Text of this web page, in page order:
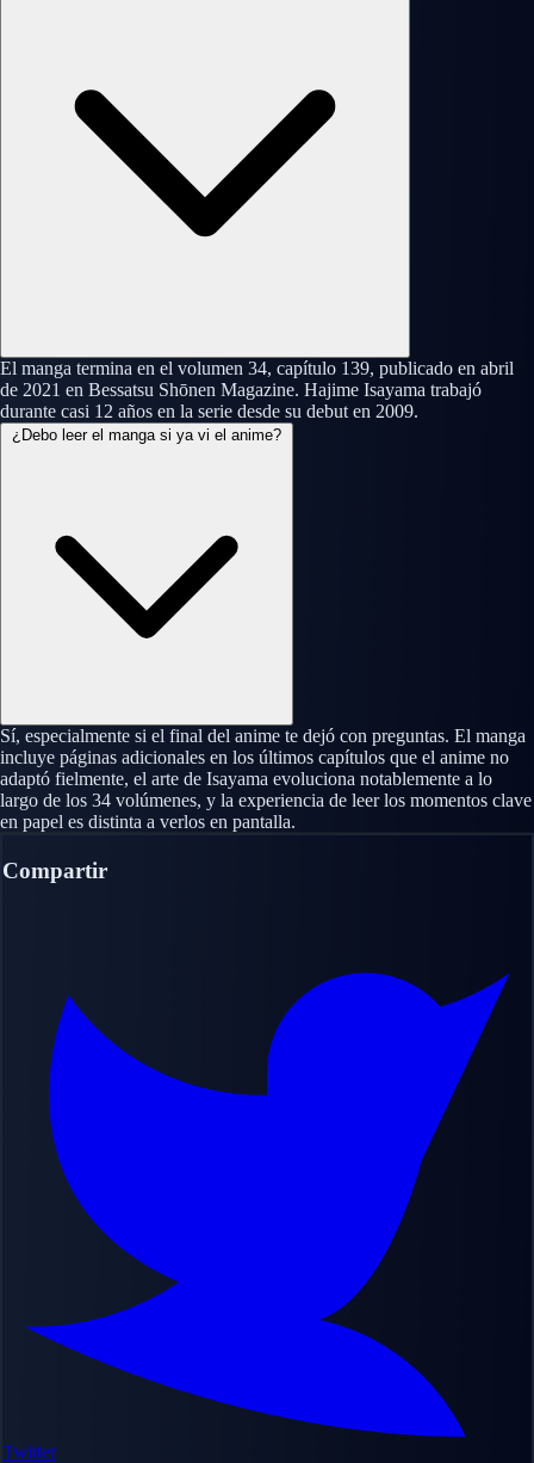
El manga termina en el volumen 34, capítulo 139, publicado en abril
de 2021 en Bessatsu Shōnen Magazine. Hajime Isayama trabajó
durante casi 12 años en la serie desde su debut en 2009.
¿Debo leer el manga si ya vi el anime?
Sí, especialmente si el final del anime te dejó con preguntas. El manga
incluye páginas adicionales en los últimos capítulos que el anime no
adaptó fielmente, el arte de Isayama evoluciona notablemente a lo
largo de los 34 volúmenes, y la experiencia de leer los momentos clave
en papel es distinta a verlos en pantalla.
Compartir
Twitter